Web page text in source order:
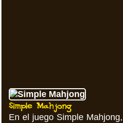
Simple Mahjong
En el juego Simple Mahjong,